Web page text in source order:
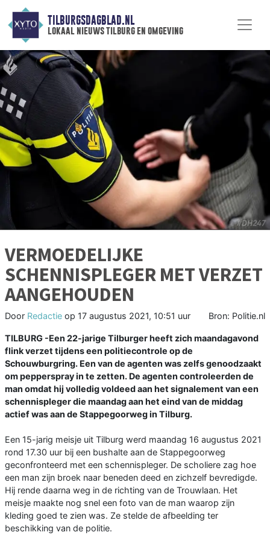
TILBURGSDAGBLAD.NL
lokaal nieuws tilburg en omgeving
VERMOEDELIJKE
SCHENNISPLEGER MET VERZET
AANGEHOUDEN
Door Redactie op 17 augustus 2021, 10:51 uur Bron: Politie.nl
TILBURG -Een 22-jarige Tilburger heeft zich maandagavond
flink verzet tijdens een politiecontrole op de
Schouwburgring. Een van de agenten was zelfs genoodzaakt
om pepperspray in te zetten. De agenten controleerden de
man omdat hij volledig voldeed aan het signalement van een
schennispleger die maandag aan het eind van de middag
actief was aan de Stappegoorweg in Tilburg.
Een 15-jarig meisje uit Tilburg werd maandag 16 augustus 2021
rond 17.30 uur bij een bushalte aan de Stappegoorweg
geconfronteerd met een schennispleger. De scholiere zag hoe
een man zijn broek naar beneden deed en zichzelf bevredigde.
Hij rende daarna weg in de richting van de Trouwlaan. Het
meisje maakte nog snel een foto van de man waarop zijn
kleding goed te zien was. Ze stelde de afbeelding ter
beschikking van de politie.